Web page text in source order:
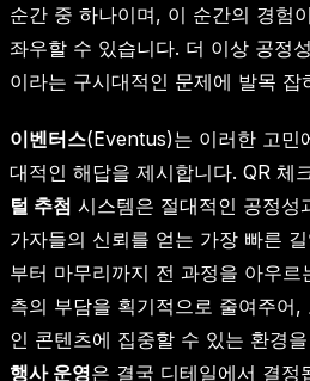
순간 중 하나이며, 이 순간의 경험
좌우할 수 있습니다. 더 이상 공정
이라는 구시대적인 문제에 발목 잡
이벤터스(Eventus)는 이러한 고민
대적인 해답을 제시합니다. QR 체
털 추첨 시스템은 절대적인 공정
가자들의 신뢰를 얻는 가장 빠른
부터 마무리까지 전 과정을 아우
측의 부담을 획기적으로 줄여주어,
인 콘텐츠에 집중할 수 있는 환경
행사 운영은 결국 디테일에서 결정